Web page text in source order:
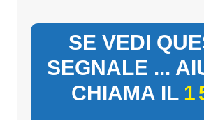
SE VEDI
SEGNALE ...
CHIAMA IL